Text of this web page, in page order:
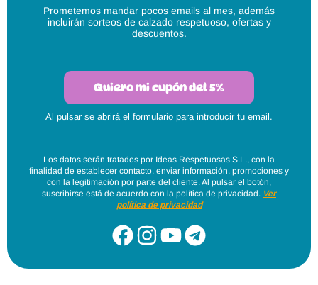
Prometemos mandar pocos emails al mes, además
incluirán sorteos de calzado respetuoso, ofertas y
descuentos.
Quiero mi cupón del 5%
Al pulsar se abrirá el formulario para introducir tu email.
Los datos serán tratados por Ideas Respetuosas S.L., con la
finalidad de establecer contacto, enviar información, promociones y
con la legitimación por parte del cliente. Al pulsar el botón,
suscribirse está de acuerdo con la política de privacidad. Ver
política de privacidad